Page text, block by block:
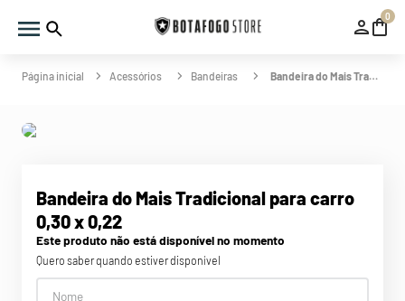
0
Acessórios Bandeiras Bandeira do Mais Tradicional para carro 0,30 x 0,22
Bandeira do Mais Tradicional para carro
0,30 x 0,22
Este produto não está disponível no momento
Quero saber quando estiver disponível